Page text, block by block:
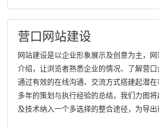
营口网站建设
网站建设是以企业形象展示及创意为主，
介绍，让浏览者熟悉企业的情况、了解营
通过有效的在线沟通、交流方式搭建起潜
多年的策划与执行经验的总结，我们力图
及技术纳入一个多选择的整合途径，为导出